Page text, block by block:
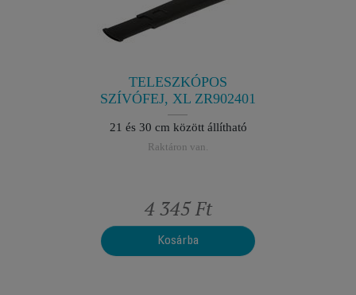
TELESZKÓPOS
SZÍVÓFEJ, XL ZR902401
21 és 30 cm között állítható
Raktáron van.
4 345 Ft
Kosárba